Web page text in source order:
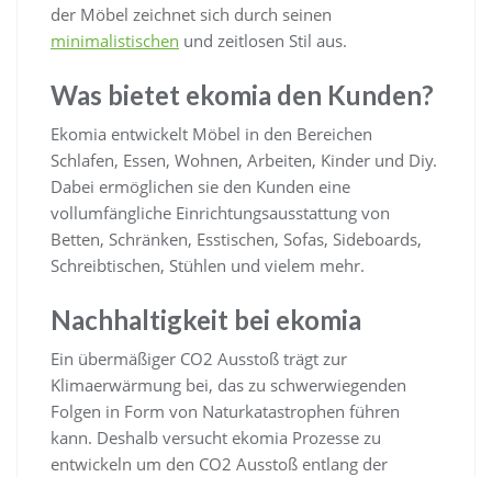
der Möbel zeichnet sich durch seinen
minimalistischen und zeitlosen Stil aus.
Was bietet ekomia den Kunden?
Ekomia entwickelt Möbel in den Bereichen
Schlafen, Essen, Wohnen, Arbeiten, Kinder und Diy.
Dabei ermöglichen sie den Kunden eine
vollumfängliche Einrichtungsausstattung von
Betten, Schränken, Esstischen, Sofas, Sideboards,
Schreibtischen, Stühlen und vielem mehr.
Nachhaltigkeit bei ekomia
Ein übermäßiger CO2 Ausstoß trägt zur
Klimaerwärmung bei, das zu schwerwiegenden
Folgen in Form von Naturkatastrophen führen
kann. Deshalb versucht ekomia Prozesse zu
entwickeln um den CO2 Ausstoß entlang der